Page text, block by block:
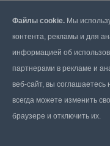
Файлы cookie. Мы
контента, рекламы и для
информацией об
партнерами в рекламе и
веб-сайт, вы
всегда можете изменить
браузере и отключить их.